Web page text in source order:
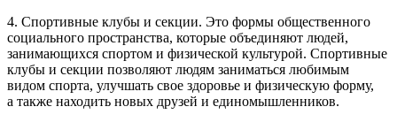
4. Спортивные клубы и секции. Это формы общественного
социального пространства, которые объединяют людей,
занимающихся спортом и физической культурой. Спортивные
клубы и секции позволяют людям заниматься любимым
видом спорта, улучшать свое здоровье и физическую форму,
а также находить новых друзей и единомышленников.